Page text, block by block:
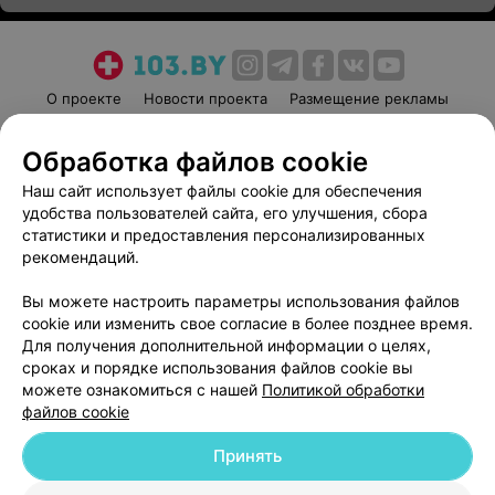
О проекте Новости проекта
Размещение рекламы
Пользовательское соглашение
Способы оплаты
Вакансии
Партнеры
Написать руководителю 103.by
Обработка персональных данных
© 2026 ООО «Артокс Лаб», УНП 191700409
| 220012, Республика Беларусь,
Обработка файлов cookie
Наш сайт использует файлы cookie для обеспечения
удобства пользователей сайта, его улучшения, сбора
статистики и предоставления персонализированных
рекомендаций.
Вы можете настроить параметры использования файлов
cookie или изменить свое согласие в более позднее время.
Для получения дополнительной информации о целях,
сроках и порядке использования файлов cookie вы
можете ознакомиться с нашей Политикой обработки
файлов cookie
Принять